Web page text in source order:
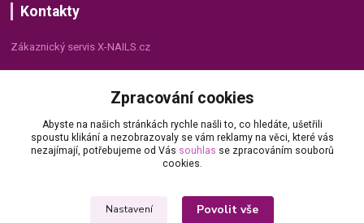
Kontakty
Zákaznický servis X-NAILS.cz
+420 735 055 075
(Po - Pá, 8 - 16 hod.)
info@x-nails.cz
Zpracování cookies
Abyste na našich stránkách rychle našli to, co hledáte, ušetřili
spoustu klikání a nezobrazovaly se vám reklamy na věci, které vás
nezajímají, potřebujeme od Vás souhlas se zpracováním souborů
cookies.
Nastavení Povolit vše